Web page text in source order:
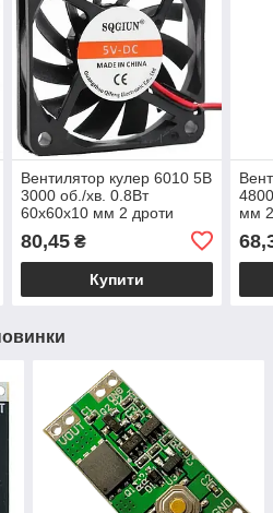
Вентилятор кулер 6010 5В
3000 об./хв. 0.8Вт
60x60x10 мм 2 дроти
80,45₴
Купити
мм